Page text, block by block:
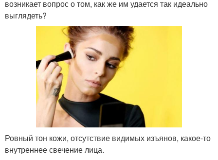
возникает вопрос о том, как же им удается так идеально
выглядеть?
Ровный тон кожи, отсутствие видимых изъянов, какое-то
внутреннее свечение лица.